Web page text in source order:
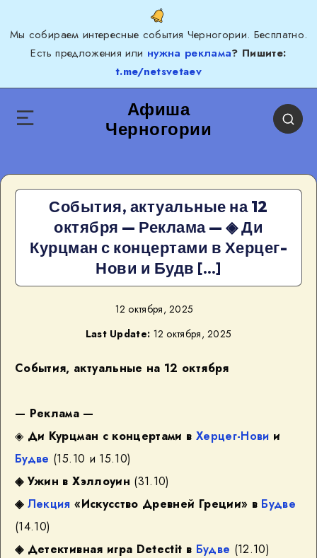
Мы собираем интересные события Черногории. Бесплатно.
Есть предложения или нужна реклама? Пишите:
t.me/netsvetaev
Афиша
Черногории
События, актуальные на 12
октября — Реклама — ◈ Ди
Курцман с концертами в Херцег-
Нови и Будв […]
12 октября, 2025
Last Update: 12 октября, 2025
События, актуальные на 12 октября
— Реклама —
◈ Ди Курцман с концертами в Херцег-Нови и
Будве (15.10 и 15.10)
◈ Ужин в Хэллоуин (31.10)
◈ Лекция «Искусство Древней Греции» в Будве
(14.10)
◈ Детективная игра Detectit в Будве (12.10)